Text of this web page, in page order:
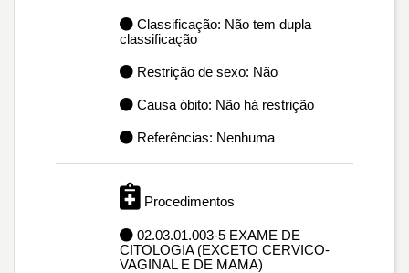
Classificação: Não tem dupla
classificação
Restrição de sexo: Não
Causa óbito: Não há restrição
Referências: Nenhuma
Procedimentos
02.03.01.003-5 EXAME DE
CITOLOGIA (EXCETO CERVICO-
VAGINAL E DE MAMA)